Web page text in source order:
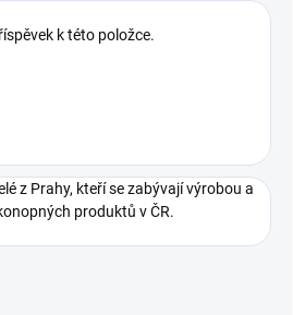
k této položce.
z Prahy, kteří se zabývají výrobou a
produktů v ČR.